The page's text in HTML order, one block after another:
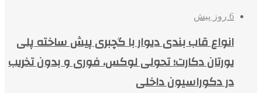
6 روز پیش
انواع قاب بندی دیوار با گچبری پیش ساخته پلی
یورتان دکارت؛ تحولی لوکس، فوری و بدون تخریب
در دکوراسیون داخلی